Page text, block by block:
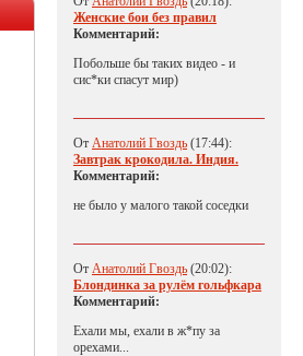
Женские бои без правил
Комментарий:
Побольше бы таких видео - и
сис*ки спасут мир)
От Анатолий Гвоздь (17:44):
Завтрак крокодила. Индия.
Комментарий:
не было у малого такой соседки
От Анатолий Гвоздь (20:02):
Блондинка за рулём гольфкара
Комментарий:
Ехали мы, ехали в ж*пу за
орехами...